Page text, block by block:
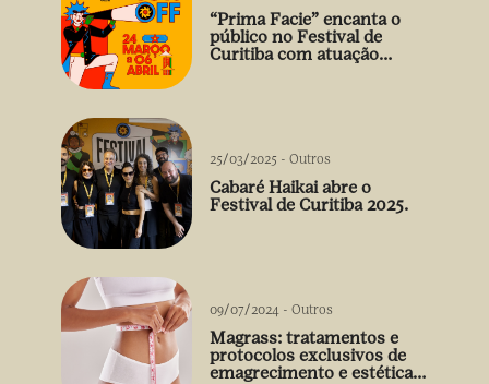
“Prima Facie” encanta o
público no Festival de
Curitiba com atuação
25/03/2025 - Outros
Cabaré Haikai abre o
Festival de Curitiba 2025.
09/07/2024 - Outros
Magrass: tratamentos e
protocolos exclusivos de
emagrecimento e estética